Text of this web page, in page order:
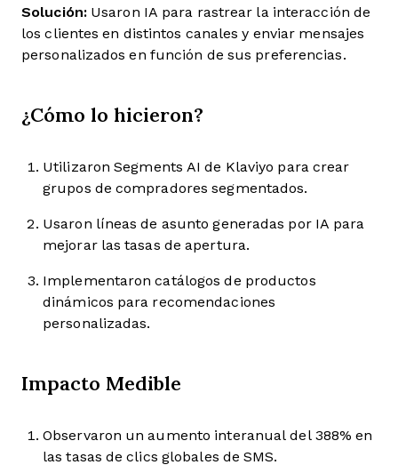
Solución:Usaron IA para rastrear la interacción de
los clientes en distintos canales y enviar mensajes
personalizados en función de sus preferencias.
¿Cómo lo hicieron?
Utilizaron Segments AI de Klaviyo para crear
grupos de compradores segmentados.
Usaron líneas de asunto generadas por IA para
mejorar las tasas de apertura.
Implementaron catálogos de productos
dinámicos para recomendaciones
personalizadas.
Impacto Medible
Observaron un aumento interanual del 388% en
las tasas de clics globales de SMS.